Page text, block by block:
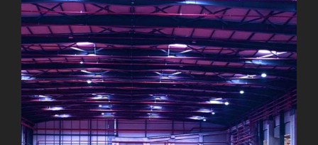
Erlog Lojistik
AES Yat Tersane
Teknik Makina